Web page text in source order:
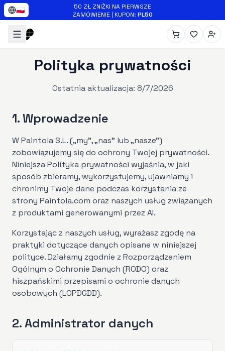
Skip to main content
🇵🇱
50 ZŁ ZNIŻKI NA PIERWSZE
ZAMÓWIENIE | KUPON: PL50
Polityka prywatności
Ostatnia aktualizacja: 8/7/2026
1. Wprowadzenie
W Paintola S.L. („my”, „nas” lub „nasze”)
zobowiązujemy się do ochrony Twojej prywatności.
Niniejsza Polityka prywatności wyjaśnia, w jaki
sposób zbieramy, wykorzystujemy, ujawniamy i
chronimy Twoje dane podczas korzystania ze
strony Paintola.com oraz naszych usług związanych
z produktami generowanymi przez AI.
Korzystając z naszych usług, wyrażasz zgodę na
praktyki dotyczące danych opisane w niniejszej
polityce. Działamy zgodnie z Rozporządzeniem
Ogólnym o Ochronie Danych (RODO) oraz
hiszpańskimi przepisami o ochronie danych
osobowych (LOPDGDD).
2. Administrator danych